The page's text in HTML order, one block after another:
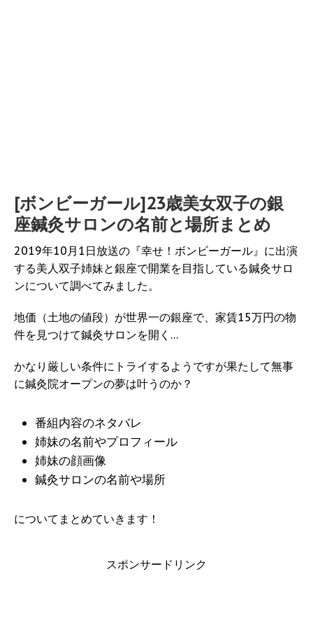
[ボンビーガール]23歳美女双子の銀
座鍼灸サロンの名前と場所まとめ
2019年10月1日放送の『幸せ！ボンビーガール』に出演
する美人双子姉妹と銀座で開業を目指している鍼灸サロ
ンについて調べてみました。
地価（土地の値段）が世界一の銀座で、家賃15万円の物
件を見つけて鍼灸サロンを開く…
かなり厳しい条件にトライするようですが果たして無事
に鍼灸院オープンの夢は叶うのか？
番組内容のネタバレ
姉妹の名前やプロフィール
姉妹の顔画像
鍼灸サロンの名前や場所
についてまとめていきます！
スポンサードリンク